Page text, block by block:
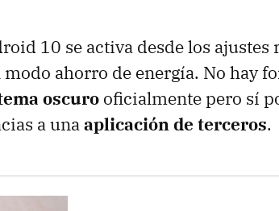
10 se activa desde los ajustes
ahorro de energía. No hay
oscuro oficialmente pero sí
a unaaplicación de terceros.